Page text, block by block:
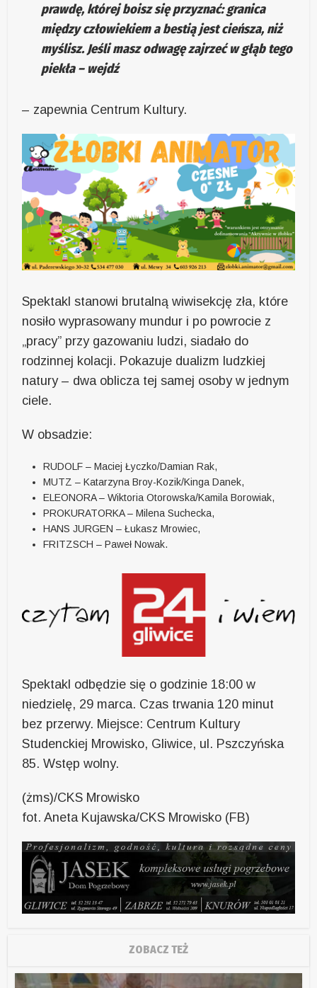
prawdę, której boisz się przyznać: granica
między człowiekiem a bestią jest cieńsza, niż
myślisz. Jeśli masz odwagę zajrzeć w głąb tego
piekła – wejdź
– zapewnia Centrum Kultury.
Spektakl stanowi brutalną wiwisekcję zła, które
nosiło wyprasowany mundur i po powrocie z
„pracy” przy gazowaniu ludzi, siadało do
rodzinnej kolacji. Pokazuje dualizm ludzkiej
natury – dwa oblicza tej samej osoby w jednym
ciele.
W obsadzie:
RUDOLF – Maciej Łyczko/Damian Rak,
MUTZ – Katarzyna Broy-Kozik/Kinga Danek,
ELEONORA – Wiktoria Otorowska/Kamila Borowiak,
PROKURATORKA – Milena Suchecka,
HANS JURGEN – Łukasz Mrowiec,
FRITZSCH – Paweł Nowak.
Spektakl odbędzie się o godzinie 18:00 w
niedzielę, 29 marca. Czas trwania 120 minut
bez przerwy. Miejsce: Centrum Kultury
Studenckiej Mrowisko, Gliwice, ul. Pszczyńska
85. Wstęp wolny.
(żms)/CKS Mrowisko
fot. Aneta Kujawska/CKS Mrowisko (FB)
ZOBACZ TEŻ